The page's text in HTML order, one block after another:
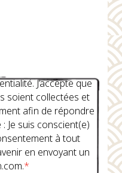
J’accepte que
soient collectées et
afin de répondre
Je suis conscient(e)
à tout
en envoyant un
*